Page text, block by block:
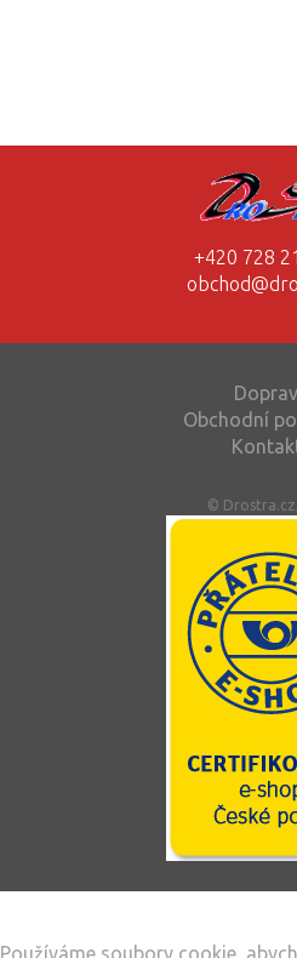
+420 728
Obchodní
©
Používáme soubory cookie,